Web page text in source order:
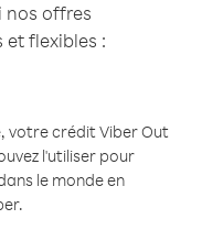
nos offres
et flexibles :
votre crédit Viber Out
l'utiliser pour
le monde en